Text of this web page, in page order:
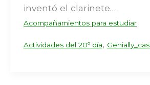
inventó el clarinete…
Acompañamientos para estudiar
Actividades del 20º día,